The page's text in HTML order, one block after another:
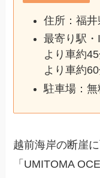
住所：福井
最寄り駅・
より車約
より車約
駐車場：無
越前海岸の断崖
「UMITOMA